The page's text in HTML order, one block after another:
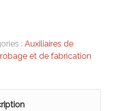
: Auxiliaires de
et de fabrication